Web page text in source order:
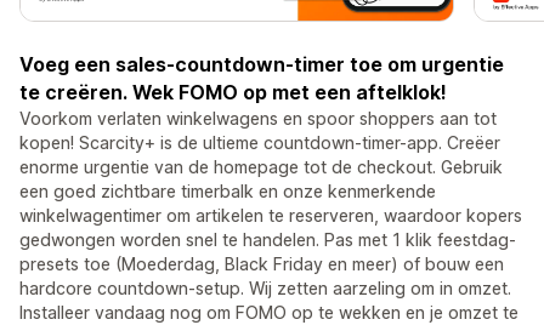
Voeg een sales-countdown-timer toe om urgentie
te creëren. Wek FOMO op met een aftelklok!
Voorkom verlaten winkelwagens en spoor shoppers aan tot
kopen! Scarcity+ is de ultieme countdown-timer-app. Creëer
enorme urgentie van de homepage tot de checkout. Gebruik
een goed zichtbare timerbalk en onze kenmerkende
winkelwagentimer om artikelen te reserveren, waardoor kopers
gedwongen worden snel te handelen. Pas met 1 klik feestdag-
presets toe (Moederdag, Black Friday en meer) of bouw een
hardcore countdown-setup. Wij zetten aarzeling om in omzet.
Installeer vandaag nog om FOMO op te wekken en je omzet te